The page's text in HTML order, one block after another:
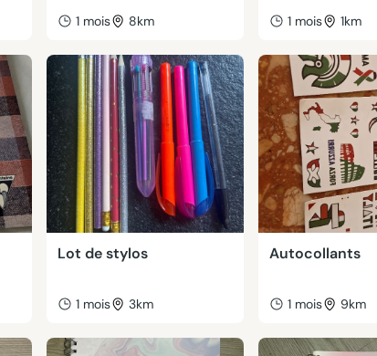
1 mois 8km 1 mois 1km
Lot de stylos
1 mois 3km
Autocollants
1 mois 9km